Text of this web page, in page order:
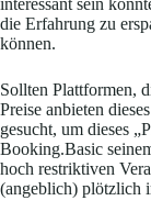
die Erfahrung zu
können.
Sollten Plattformen,
Preise anbieten
gesucht, um dieses
Booking.Basic
hoch restriktiven
(angeblich) plötzlich